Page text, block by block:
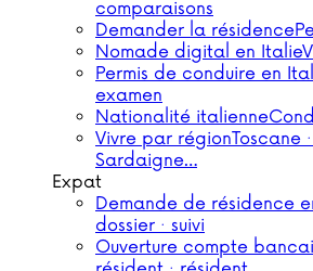
comparaisons
Demander la résidence
Nomade digital en Italie
Permis de conduire en
examen
Nationalité italienne
Vivre par régionToscane
Sardaigne…
Expat
Demande de résidence
dossier · suivi
Ouverture compte